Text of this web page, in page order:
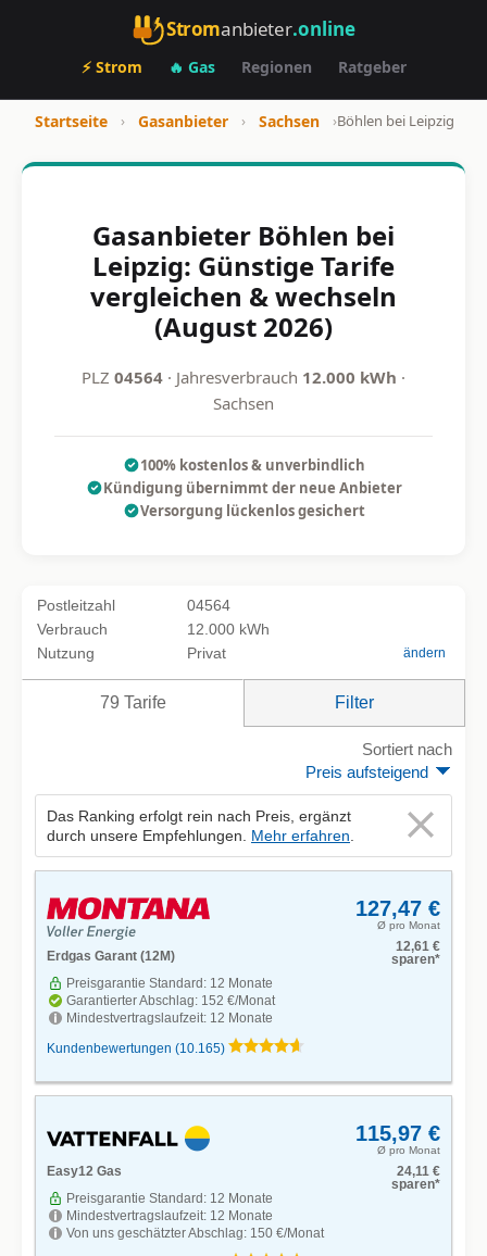
Stromanbieter.online
⚡ Strom 🔥 Gas Regionen Ratgeber
Startseite › Gasanbieter › Sachsen ›Böhlen bei Leipzig
Gasanbieter Böhlen bei
Leipzig: Günstige Tarife
vergleichen & wechseln
(August 2026)
PLZ 04564 · Jahresverbrauch 12.000 kWh ·
Sachsen
100% kostenlos & unverbindlich
Kündigung übernimmt der neue Anbieter
Versorgung lückenlos gesichert